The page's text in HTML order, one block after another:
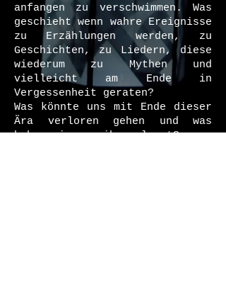
anfangen zu verschwimmen. Was
geschieht wenn wahre Ereignisse
zu Erzählungen werden, zu
Geschichten, zu Liedern, diese
wiederum zu Mythen und
vielleicht am Ende in
Vergessenheit geraten?
Was könnte uns mit Ende dieser
Ära verloren gehen und was
haben wir aus ihr gelernt?